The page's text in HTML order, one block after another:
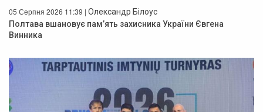
05 Серпня 2026 11:39 | Олександр Білоус
Полтава вшановує пам’ять захисника України Євгена
Винника